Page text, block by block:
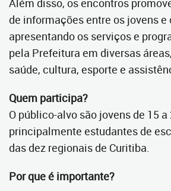
Além disso, os encontros
de informações entre os jovens e
apresentando os serviços e
pela Prefeitura em diversas
saúde, cultura, esporte e
Quem participa?
O público-alvo são jovens de 15 a
principalmente estudantes de
das dez regionais de Curitiba.
Por que é importante?